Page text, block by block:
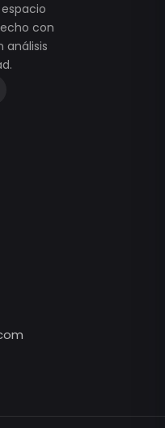
espacio
con
análisis